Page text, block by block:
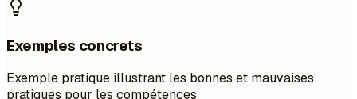
Exemples concrets
Exemple pratique illustrant les bonnes et mauvaises
pratiques pour les compétences